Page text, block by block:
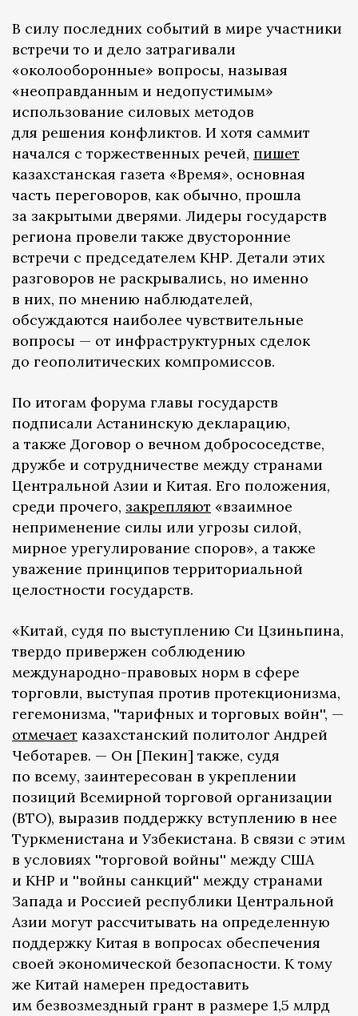
В силу последних событий в мире участники
встречи то и дело затрагивали
«околооборонные» вопросы, называя
«неоправданным и недопустимым»
использование силовых методов
для решения конфликтов. И хотя саммит
начался с торжественных речей, пишет
казахстанская газета «Время», основная
часть переговоров, как обычно, прошла
за закрытыми дверями. Лидеры государств
региона провели также двусторонние
встречи с председателем КНР. Детали этих
разговоров не раскрывались, но именно
в них, по мнению наблюдателей,
обсуждаются наиболее чувствительные
вопросы — от инфраструктурных сделок
до геополитических компромиссов.
По итогам форума главы государств
подписали Астанинскую декларацию,
а также Договор о вечном добрососедстве,
дружбе и сотрудничестве между странами
Центральной Азии и Китая. Его положения,
среди прочего, закрепляют «взаимное
неприменение силы или угрозы силой,
мирное урегулирование споров», а также
уважение принципов территориальной
целостности государств.
«Китай, судя по выступлению Си Цзиньпина,
твердо привержен соблюдению
международно-правовых норм в сфере
торговли, выступая против протекционизма,
гегемонизма, ''тарифных и торговых войн'', —
отмечает казахстанский политолог Андрей
Чеботарев. — Он [Пекин] также, судя
по всему, заинтересован в укреплении
позиций Всемирной торговой организации
(ВТО), выразив поддержку вступлению в нее
Туркменистана и Узбекистана. В связи с этим
в условиях ''торговой войны'' между США
и КНР и ''войны санкций'' между странами
Запада и Россией республики Центральной
Азии могут рассчитывать на определенную
поддержку Китая в вопросах обеспечения
своей экономической безопасности. К тому
же Китай намерен предоставить
им безвозмездный грант в размере 1,5 млрд